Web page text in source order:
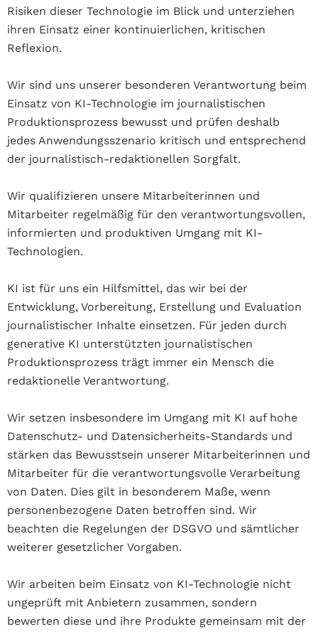
Risiken dieser Technologie im Blick und unterziehen
ihren Einsatz einer kontinuierlichen, kritischen
Reflexion.
Wir sind uns unserer besonderen Verantwortung beim
Einsatz von KI-Technologie im journalistischen
Produktionsprozess bewusst und prüfen deshalb
jedes Anwendungsszenario kritisch und entsprechend
der journalistisch-redaktionellen Sorgfalt.
Wir qualifizieren unsere Mitarbeiterinnen und
Mitarbeiter regelmäßig für den verantwortungsvollen,
informierten und produktiven Umgang mit KI-
Technologien.
KI ist für uns ein Hilfsmittel, das wir bei der
Entwicklung, Vorbereitung, Erstellung und Evaluation
journalistischer Inhalte einsetzen. Für jeden durch
generative KI unterstützten journalistischen
Produktionsprozess trägt immer ein Mensch die
redaktionelle Verantwortung.
Wir setzen insbesondere im Umgang mit KI auf hohe
Datenschutz- und Datensicherheits-Standards und
stärken das Bewusstsein unserer Mitarbeiterinnen und
Mitarbeiter für die verantwortungsvolle Verarbeitung
von Daten. Dies gilt in besonderem Maße, wenn
personenbezogene Daten betroffen sind. Wir
beachten die Regelungen der DSGVO und sämtlicher
weiterer gesetzlicher Vorgaben.
Wir arbeiten beim Einsatz von KI-Technologie nicht
ungeprüft mit Anbietern zusammen, sondern
bewerten diese und ihre Produkte gemeinsam mit der